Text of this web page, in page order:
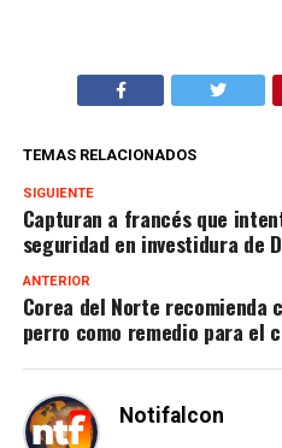
TEMAS RELACIONADOS
SIGUIENTE
Capturan a francés que
seguridad en investidura de
ANTERIOR
Corea del Norte recomienda
perro como remedio para el
Notifalcon